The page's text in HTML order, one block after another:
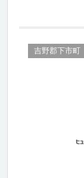
吉野郡下市町